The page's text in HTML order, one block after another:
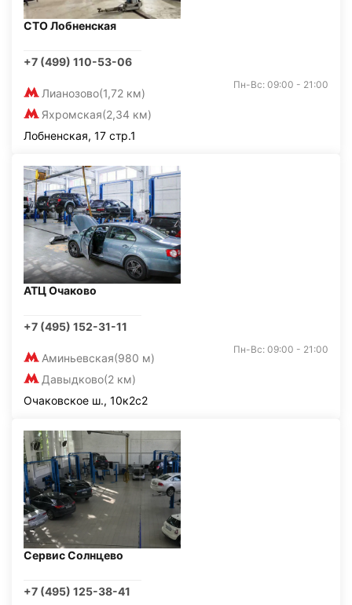
СТО Лобненская
+7 (499) 110-53-06
Лианозово(1,72 км)
Яхромская(2,34 км)
Пн-Вс: 09:00 - 21:00
Лобненская, 17 стр.1
АТЦ Очаково
+7 (495) 152-31-11
Аминьевская(980 м)
Давыдково(2 км)
Пн-Вс: 09:00 - 21:00
Очаковское ш., 10к2с2
Сервис Солнцево
+7 (495) 125-38-41